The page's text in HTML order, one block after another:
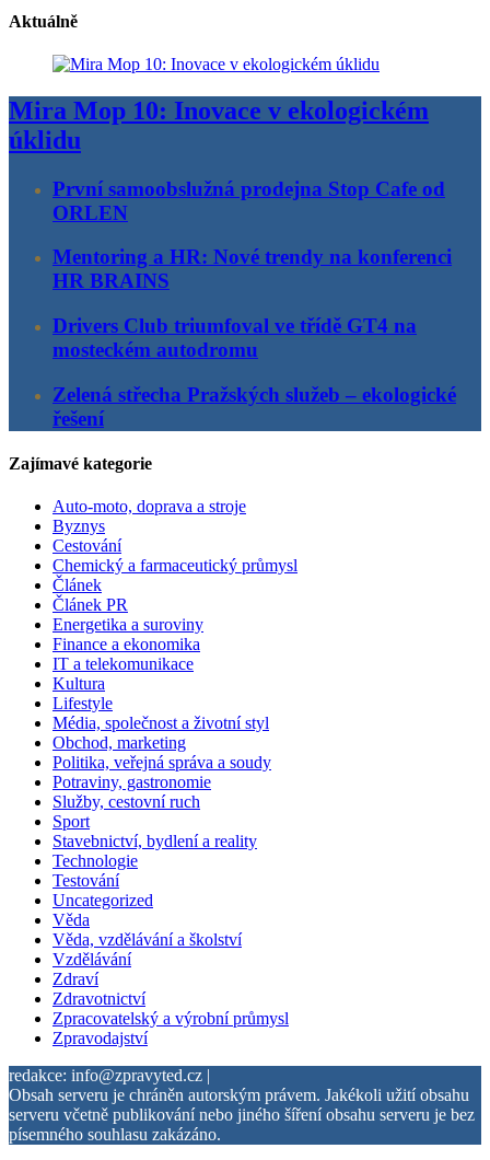
Aktuálně
Mira Mop 10: Inovace v ekologickém
úklidu
První samoobslužná prodejna Stop Cafe od
ORLEN
Mentoring a HR: Nové trendy na konferenci
HR BRAINS
Drivers Club triumfoval ve třídě GT4 na
mosteckém autodromu
Zelená střecha Pražských služeb – ekologické
řešení
Zajímavé kategorie
Auto-moto, doprava a stroje
Byznys
Cestování
Chemický a farmaceutický průmysl
Článek
Článek PR
Energetika a suroviny
Finance a ekonomika
IT a telekomunikace
Kultura
Lifestyle
Média, společnost a životní styl
Obchod, marketing
Politika, veřejná správa a soudy
Potraviny, gastronomie
Služby, cestovní ruch
Sport
Stavebnictví, bydlení a reality
Technologie
Testování
Uncategorized
Věda
Věda, vzdělávání a školství
Vzdělávání
Zdraví
Zdravotnictví
Zpracovatelský a výrobní průmysl
Zpravodajství
redakce: info@zpravyted.cz |
Obsah serveru je chráněn autorským právem. Jakékoli užití obsahu
serveru včetně publikování nebo jiného šíření obsahu serveru je bez
písemného souhlasu zakázáno.